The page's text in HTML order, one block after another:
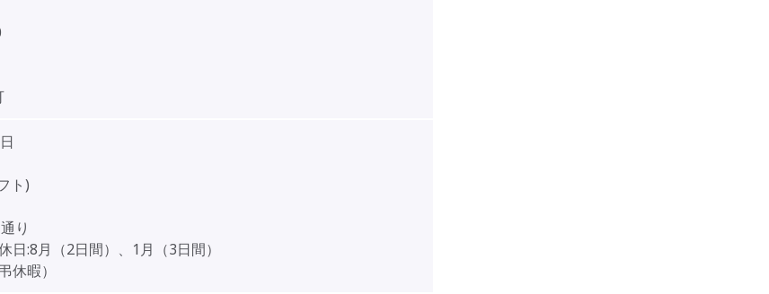
ト)
り
日:8月（2日間）、1月（3日間）
休暇）